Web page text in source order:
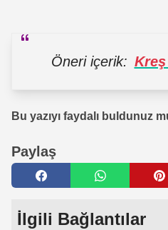
Öneri içerik:
Bu yazıyı faydalı buldunuz
Paylaş
İlgili Bağlantılar